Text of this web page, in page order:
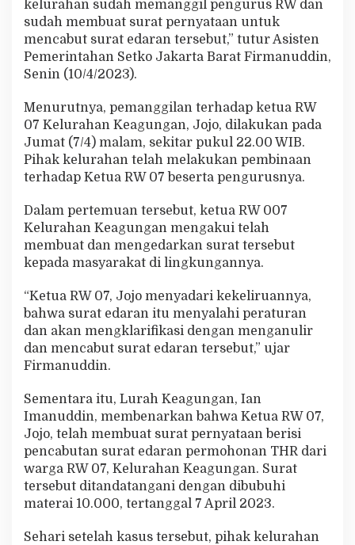
kelurahan sudah memanggil pengurus RW dan
sudah membuat surat pernyataan untuk
mencabut surat edaran tersebut,” tutur Asisten
Pemerintahan Setko Jakarta Barat Firmanuddin,
Senin (10/4/2023).
Menurutnya, pemanggilan terhadap ketua RW
07 Kelurahan Keagungan, Jojo, dilakukan pada
Jumat (7/4) malam, sekitar pukul 22.00 WIB.
Pihak kelurahan telah melakukan pembinaan
terhadap Ketua RW 07 beserta pengurusnya.
Dalam pertemuan tersebut, ketua RW 007
Kelurahan Keagungan mengakui telah
membuat dan mengedarkan surat tersebut
kepada masyarakat di lingkungannya.
“Ketua RW 07, Jojo menyadari kekeliruannya,
bahwa surat edaran itu menyalahi peraturan
dan akan mengklarifikasi dengan menganulir
dan mencabut surat edaran tersebut,” ujar
Firmanuddin.
Sementara itu, Lurah Keagungan, Ian
Imanuddin, membenarkan bahwa Ketua RW 07,
Jojo, telah membuat surat pernyataan berisi
pencabutan surat edaran permohonan THR dari
warga RW 07, Kelurahan Keagungan. Surat
tersebut ditandatangani dengan dibubuhi
materai 10.000, tertanggal 7 April 2023.
Sehari setelah kasus tersebut, pihak kelurahan